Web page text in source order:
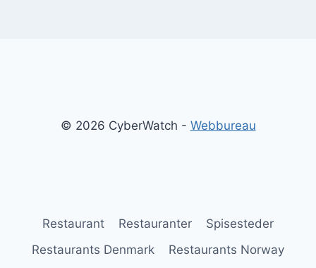
© 2026 CyberWatch - Webbureau
Restaurant Restauranter
Spisesteder
Restaurants Denmark
Restaurants Norway